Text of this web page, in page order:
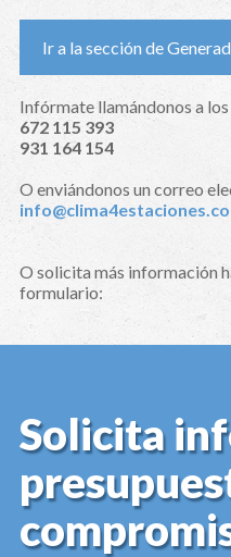
Ir a la sección de
Infórmate llamándonos a
672 115 393
931 164 154
O enviándonos un correo
O solicita más información
formulario:
Solicita